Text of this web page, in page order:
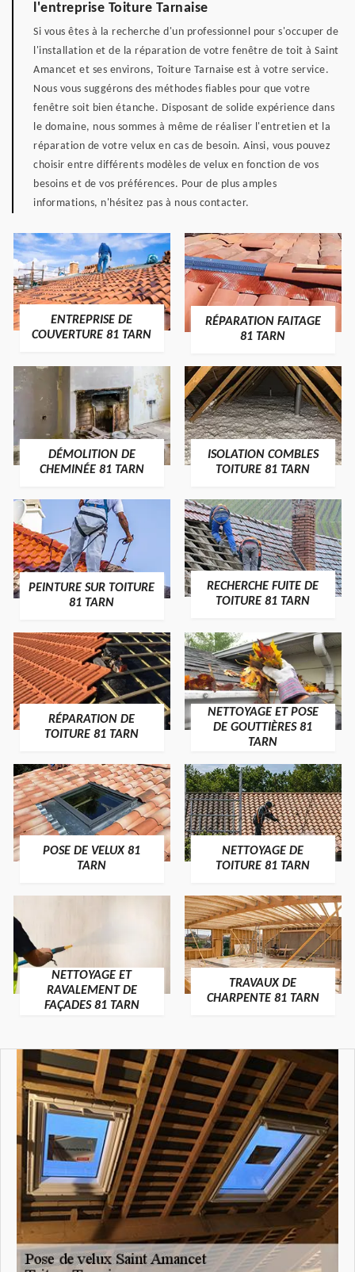
l'entreprise Toiture Tarnaise
Si vous êtes à la recherche d'un professionnel pour s'occuper de
l'installation et de la réparation de votre fenêtre de toit à Saint
Amancet et ses environs, Toiture Tarnaise est à votre service.
Nous vous suggérons des méthodes fiables pour que votre
fenêtre soit bien étanche. Disposant de solide expérience dans
le domaine, nous sommes à même de réaliser l'entretien et la
réparation de votre velux en cas de besoin. Ainsi, vous pouvez
choisir entre différents modèles de velux en fonction de vos
besoins et de vos préférences. Pour de plus amples
informations, n'hésitez pas à nous contacter.
ENTREPRISE DE
COUVERTURE 81 TARN
RÉPARATION FAITAGE
81 TARN
DÉMOLITION DE
CHEMINÉE 81 TARN
ISOLATION COMBLES
TOITURE 81 TARN
PEINTURE SUR TOITURE
81 TARN
RECHERCHE FUITE DE
TOITURE 81 TARN
RÉPARATION DE
TOITURE 81 TARN
NETTOYAGE ET POSE
DE GOUTTIÈRES 81
TARN
POSE DE VELUX 81
TARN
NETTOYAGE DE
TOITURE 81 TARN
NETTOYAGE ET
RAVALEMENT DE
FAÇADES 81 TARN
TRAVAUX DE
CHARPENTE 81 TARN